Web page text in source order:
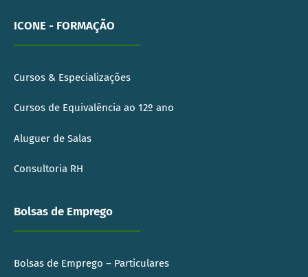
ICONE - FORMAÇÃO
Cursos & Especializações
Cursos de Equivalência ao 12º ano
Aluguer de Salas
Consultoria RH
Bolsas de Emprego
Bolsas de Emprego – Particulares